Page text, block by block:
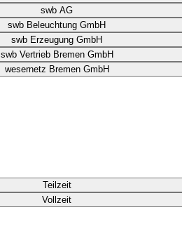
swb AG
swb Beleuchtung GmbH
swb Erzeugung GmbH
swb Vertrieb Bremen GmbH
wesernetz Bremen GmbH
Teilzeit
Vollzeit